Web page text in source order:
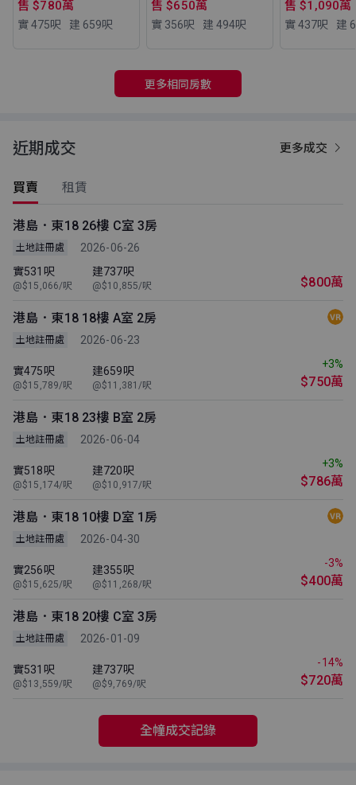
售 $780萬
實 475呎 建 659呎
售 $650萬
實 356呎 建 494呎
售 $1,090萬
實 437呎 建
更多相同房數
近期成交 更多成交
買賣 租賃
港島．東18 26樓 C室 3房
土地註冊處
2026-06-26
實531呎
@$15,066/呎
建737呎
@$10,855/呎 $800萬
港島．東18 18樓 A室 2房
土地註冊處 2026-06-23
實475呎
@$15,789/呎
建659呎
@$11,381/呎
+3%
$750萬
港島．東18 23樓 B室 2房
土地註冊處 2026-06-04
實518呎
@$15,174/呎
建720呎
@$10,917/呎
+3%
$786萬
港島．東18 10樓 D室 1房
土地註冊處 2026-04-30
實256呎
@$15,625/呎
建355呎
@$11,268/呎
-3%
$400萬
港島．東18 20樓 C室 3房
土地註冊處 2026-01-09
實531呎
@$13,559/呎
建737呎
@$9,769/呎
-14%
$720萬
全幢成交記錄